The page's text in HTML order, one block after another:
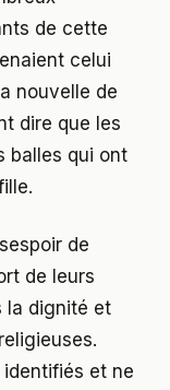
de cette
celui
nouvelle de
dire que les
balles qui ont
de
de leurs
la dignité et
et ne